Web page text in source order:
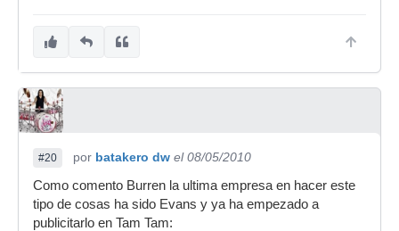
#20 por batakero dw el 08/05/2010
Como comento Burren la ultima empresa en hacer este
tipo de cosas ha sido Evans y ya ha empezado a
publicitarlo en Tam Tam: